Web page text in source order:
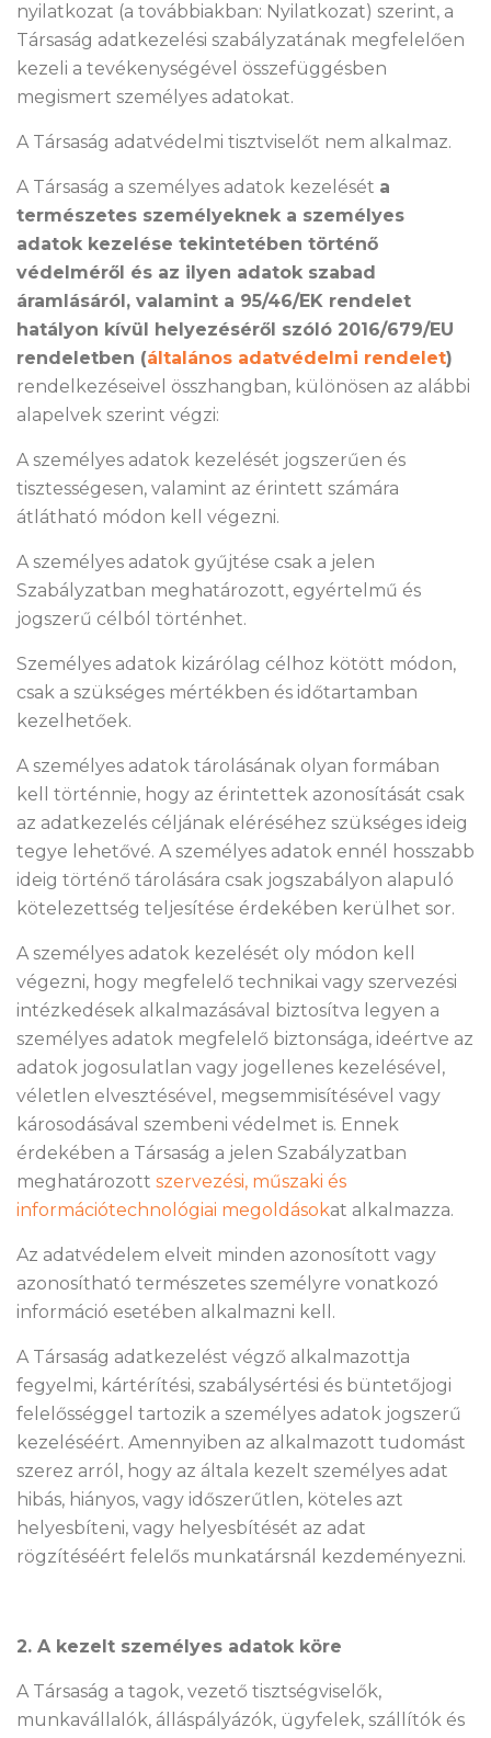
nyilatkozat (a továbbiakban: Nyilatkozat) szerint, a
Társaság adatkezelési szabályzatának megfelelően
kezeli a tevékenységével összefüggésben
megismert személyes adatokat.
A Társaság adatvédelmi tisztviselőt nem alkalmaz.
A Társaság a személyes adatok kezelését a
természetes személyeknek a személyes
adatok kezelése tekintetében történő
védelméről és az ilyen adatok szabad
áramlásáról, valamint a 95/46/EK rendelet
hatályon kívül helyezéséről szóló 2016/679/EU
rendeletben (általános adatvédelmi rendelet)
rendelkezéseivel összhangban, különösen az alábbi
alapelvek szerint végzi:
A személyes adatok kezelését jogszerűen és
tisztességesen, valamint az érintett számára
átlátható módon kell végezni.
A személyes adatok gyűjtése csak a jelen
Szabályzatban meghatározott, egyértelmű és
jogszerű célból történhet.
Személyes adatok kizárólag célhoz kötött módon,
csak a szükséges mértékben és időtartamban
kezelhetőek.
A személyes adatok tárolásának olyan formában
kell történnie, hogy az érintettek azonosítását csak
az adatkezelés céljának eléréséhez szükséges ideig
tegye lehetővé. A személyes adatok ennél hosszabb
ideig történő tárolására csak jogszabályon alapuló
kötelezettség teljesítése érdekében kerülhet sor.
A személyes adatok kezelését oly módon kell
végezni, hogy megfelelő technikai vagy szervezési
intézkedések alkalmazásával biztosítva legyen a
személyes adatok megfelelő biztonsága, ideértve az
adatok jogosulatlan vagy jogellenes kezelésével,
véletlen elvesztésével, megsemmisítésével vagy
károsodásával szembeni védelmet is. Ennek
érdekében a Társaság a jelen Szabályzatban
meghatározott szervezési, műszaki és
információtechnológiai megoldásokat alkalmazza.
Az adatvédelem elveit minden azonosított vagy
azonosítható természetes személyre vonatkozó
információ esetében alkalmazni kell.
A Társaság adatkezelést végző alkalmazottja
fegyelmi, kártérítési, szabálysértési és büntetőjogi
felelősséggel tartozik a személyes adatok jogszerű
kezeléséért. Amennyiben az alkalmazott tudomást
szerez arról, hogy az általa kezelt személyes adat
hibás, hiányos, vagy időszerűtlen, köteles azt
helyesbíteni, vagy helyesbítését az adat
rögzítéséért felelős munkatársnál kezdeményezni.
2. A kezelt személyes adatok köre
A Társaság a tagok, vezető tisztségviselők,
munkavállalók, álláspályázók, ügyfelek, szállítók és